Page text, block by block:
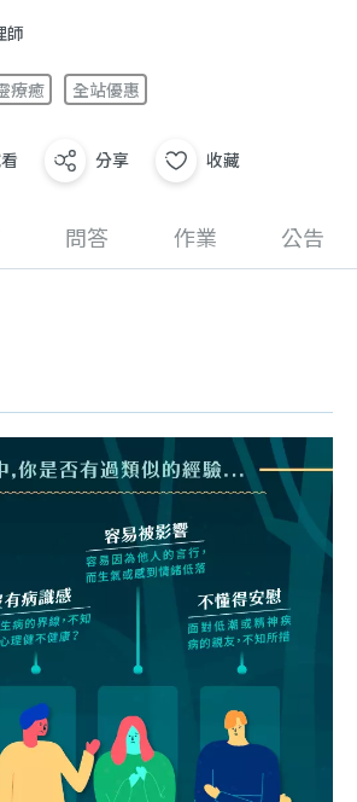
師
療癒 全站優惠
分享 收藏
問答 作業 公告